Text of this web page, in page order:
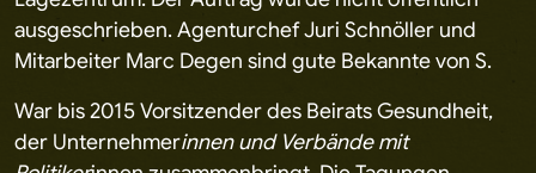
ausgeschrieben. Agenturchef Juri Schnöller und
Mitarbeiter Marc Degen sind gute Bekannte von S.
War bis 2015 Vorsitzender des Beirats Gesundheit,
der Unternehmerinnen und Verbände mit